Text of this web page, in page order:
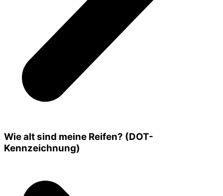
Wie alt sind meine Reifen? (DOT-
Kennzeichnung)